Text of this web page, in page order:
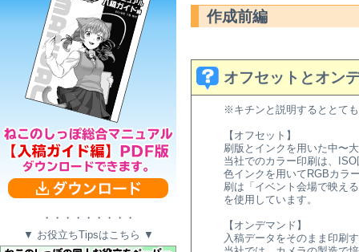
・・・・・・・・・
▼ お役立ちTipsはこちら ▼
作成前編
オフセットとオン
※キチンと説明するととて
【オフセット】
刷版とインクを用いた中〜
当社でのカラー印刷は、
色インクを用いてRGBカラ
刷は「イベント会場で映え
を使用しています。
【オンデマンド】
入稿データをそのまま印刷